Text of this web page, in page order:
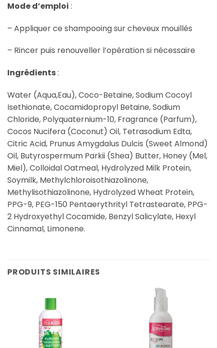
Mode d’emploi :
– Appliquer ce shampooing sur cheveux mouillés
– Rincer puis renouveller l’opération si nécessaire
Ingrédients:
Water (Aqua,Eau), Coco-Betaine, Sodium Cocoyl
Isethionate, Cocamidopropyl Betaine, Sodium
Chloride, Polyquaternium-10, Fragrance (Parfum),
Cocos Nucifera (Coconut) Oil, Tetrasodium Edta,
Citric Acid, Prunus Amygdalus Dulcis (Sweet Almond)
Oil, Butyrospermum Parkii (Shea) Butter, Honey (Mel,
Miel), Colloidal Oatmeal, Hydrolyzed Milk Protein,
Soymilk, Methylchloroisothiazolinone,
Methylisothiazolinone, Hydrolyzed Wheat Protein,
PPG-9, PEG-150 Pentaerythrityl Tetrastearate, PPG-
2 Hydroxyethyl Cocamide, Benzyl Salicylate, Hexyl
Cinnamal, Limonene.
PRODUITS SIMILAIRES